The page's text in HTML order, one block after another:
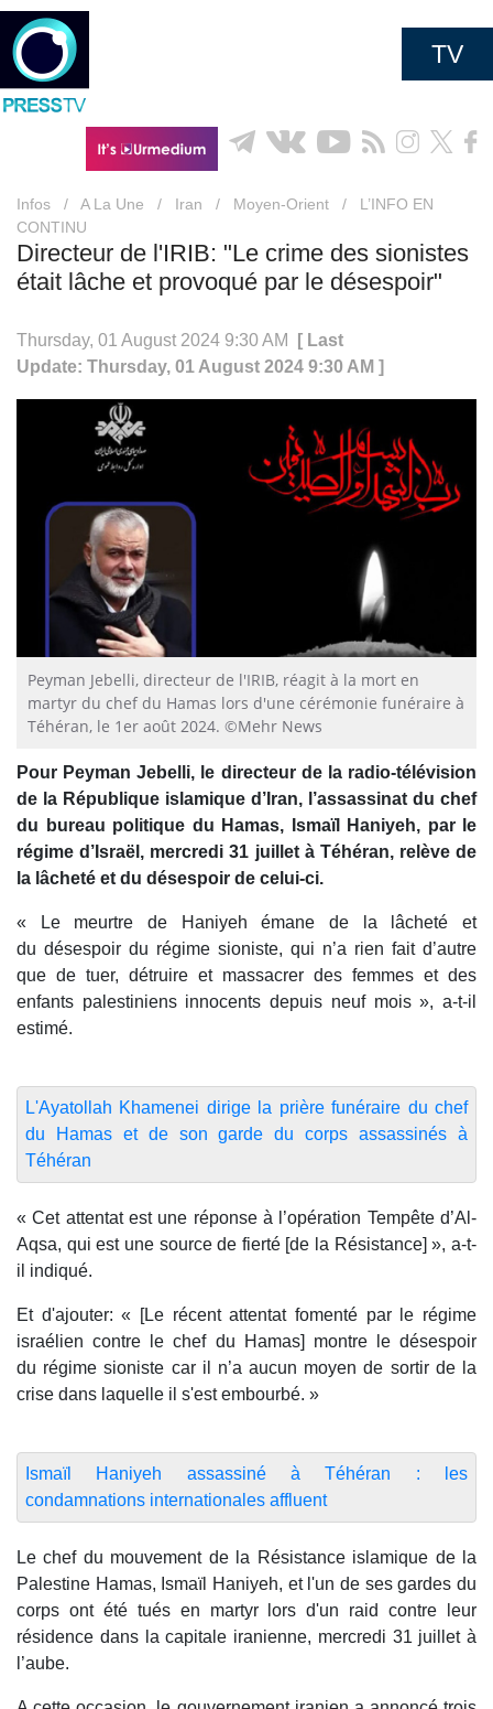
TV
Infos / A La Une / Iran / Moyen-Orient /
L’INFO EN
CONTINU
Directeur de l'IRIB: "Le crime des sionistes
était lâche et provoqué par le désespoir"
Thursday, 01 August 2024 9:30 AM
[ Last
Update: Thursday, 01 August 2024 9:30 AM ]
Peyman Jebelli, directeur de l'IRIB, réagit à la mort en
martyr du chef du Hamas lors d'une cérémonie funéraire à
Téhéran, le 1er août 2024. ©Mehr News
Pour Peyman Jebelli, le directeur de la radio-télévision
de la République islamique d’Iran, l’assassinat du chef
du bureau politique du Hamas, Ismaïl Haniyeh, par le
régime d’Israël, mercredi 31 juillet à Téhéran, relève de
la lâcheté et du désespoir de celui-ci.
« Le meurtre de Haniyeh émane de la lâcheté et
du désespoir du régime sioniste, qui n’a rien fait d’autre
que de tuer, détruire et massacrer des femmes et des
enfants palestiniens innocents depuis neuf mois », a-t-il
estimé.
L'Ayatollah Khamenei dirige la prière funéraire du chef
du Hamas et de son garde du corps assassinés à
Téhéran
« Cet attentat est une réponse à l’opération Tempête d’Al-
Aqsa, qui est une source de fierté [de la Résistance] », a-t-
il indiqué.
Et d'ajouter: « [Le récent attentat fomenté par le régime
israélien contre le chef du Hamas] montre le désespoir
du régime sioniste car il n’a aucun moyen de sortir de la
crise dans laquelle il s'est embourbé. »
Ismaïl Haniyeh assassiné à Téhéran : les
condamnations internationales affluent
Le chef du mouvement de la Résistance islamique de la
Palestine Hamas, Ismaïl Haniyeh, et l'un de ses gardes du
corps ont été tués en martyr lors d'un raid contre leur
résidence dans la capitale iranienne, mercredi 31 juillet à
l’aube.